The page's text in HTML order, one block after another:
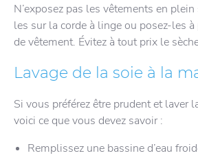
N’exposez pas les vêtements en
les sur la corde à linge ou posez-les
de vêtement. Évitez à tout prix le
Lavage de la soie à la
Si vous préférez être prudent et laver
voici ce que vous devez savoir :
Remplissez une bassine d’eau